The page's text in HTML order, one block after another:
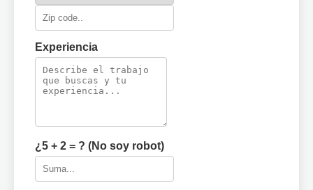
Experiencia
¿5 + 2 = ? (No soy robot)